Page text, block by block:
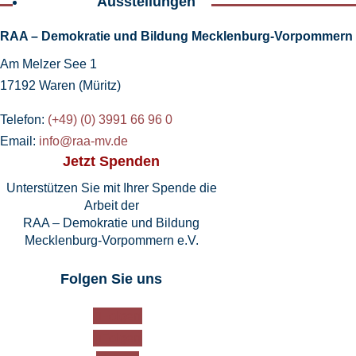
RAA – Demokratie und Bildung Mecklenburg-Vorpommern
Am Melzer See 1
17192 Waren (Müritz)
Telefon: (+49) (0) 3991 66 96 0
Email: info@raa-mv.de
Jetzt Spenden
Unterstützen Sie mit Ihrer Spende die
Arbeit der
RAA – Demokratie und Bildung
Mecklenburg-Vorpommern e.V.
Folgen Sie uns